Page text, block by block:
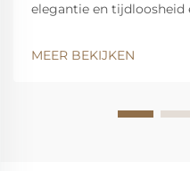
elegantie en tijdloosheid
prachtige marmeren
MEER BEKIJKEN